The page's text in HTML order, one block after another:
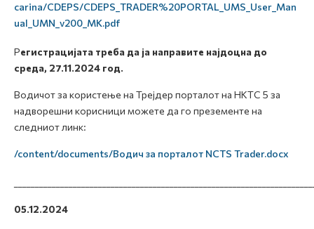
carina/CDEPS/CDEPS_TRADER%20PORTAL_UMS_User_Man
ual_UMN_v200_MK.pdf
Регистрацијата треба да ја направите најдоцна до
среда, 27.11.2024 год.
Водичот за користење на Трејдер порталот на НКТС 5 за
надворешни корисници можете да го презементе на
следниот линк:
/content/documents/Водич за порталот NCTS Trader.docx
05.12.2024